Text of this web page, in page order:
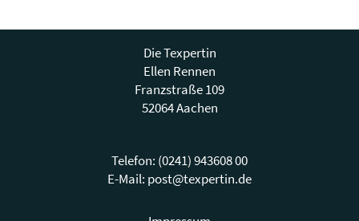
Die Texpertin
Ellen Rennen
Franzstraße 109
52064 Aachen
Telefon: (0241) 943608 00
E-Mail: post@texpertin.de